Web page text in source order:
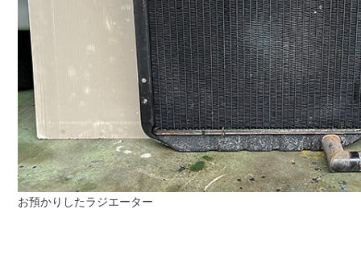
お預かりしたラジエーター